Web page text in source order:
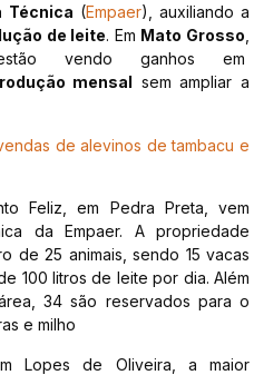
Técnica (Empaer), auxiliando a
de leite. Em Mato Grosso
vendo ganhos em
mensal sem ampliar a
de alevinos de tambacu e
Feliz, em Pedra Preta, vem
da Empaer. A propriedade
de 25 animais, sendo 15 vacas
100 litros de leite por dia. Além
34 são reservados para o
e milho
Lopes de Oliveira, a maior